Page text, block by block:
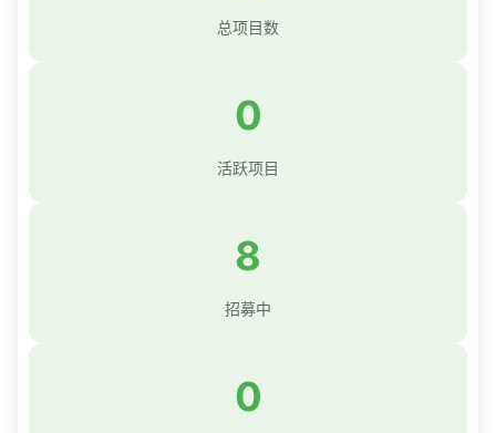
总项目数
0
活跃项目
8
招募中
0